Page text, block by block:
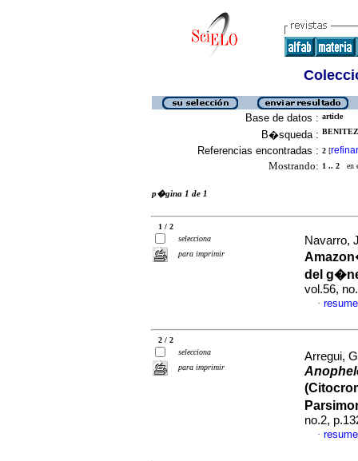
Base de datos : article
B�squeda :
Referencias encontradas : 2 [refinar
Mostrando: 1 .. 2 en
p�gina 1 de 1
1 / 2
selecciona
para imprimir
Navarro,
del
vol.56,
·
2 / 2
selecciona
para imprimir
Arregui,
no.2,
·